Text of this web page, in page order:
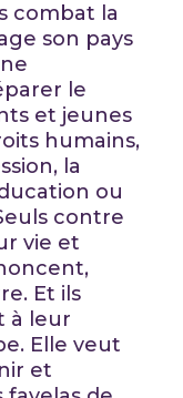
combat la
son pays
le
et jeunes
humains,
la
ou
contre
vie et
Et ils
à leur
Elle veut
et